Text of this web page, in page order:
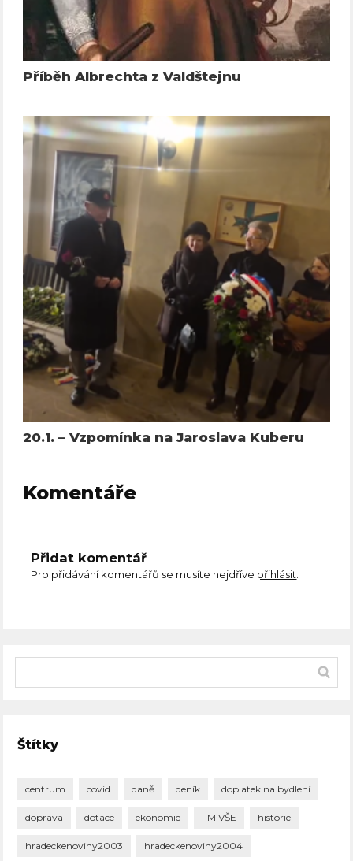
Příběh Albrechta z Valdštejnu
20.1. – Vzpomínka na Jaroslava Kuberu
Komentáře
Přidat komentář
Pro přidávání komentářů se musíte nejdříve přihlásit.
Štítky
centrum covid daně deník doplatek na bydlení
doprava dotace ekonomie FM VŠE historie
hradeckenoviny2003 hradeckenoviny2004